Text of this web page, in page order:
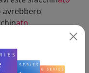
avrebbero
ato